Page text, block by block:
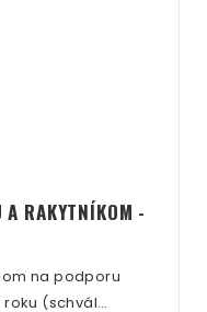
RAKYTNÍKOM -
na podporu
roku (schvál…